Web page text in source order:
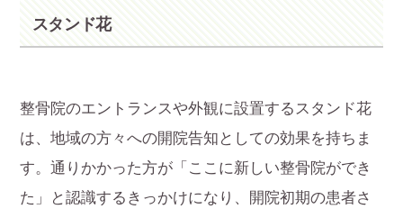
スタンド花
整骨院のエントランスや外観に設置するスタンド花
は、地域の方々への開院告知としての効果を持ちま
す。通りかかった方が「ここに新しい整骨院ができ
た」と認識するきっかけになり、開院初期の患者さ